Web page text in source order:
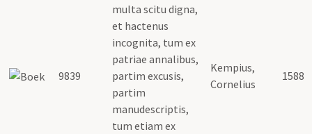
9839
multa scitu digna,
et hactenus
incognita, tum ex
patriae annalibus,
partim excusis,
partim
manudescriptis,
tum etiam ex
Kempius,
Cornelius
1588